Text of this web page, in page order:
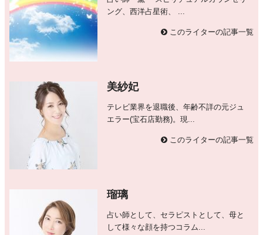
ング、西洋占星術、 ...
このライターの記事一覧
美紗妃
テレビ業界を退職後、年齢不詳の元ジュ
エラー(宝石店勤務)。現...
このライターの記事一覧
瑠璃
占い師として、セラピストとして、母と
して様々な顔を持つコラム...